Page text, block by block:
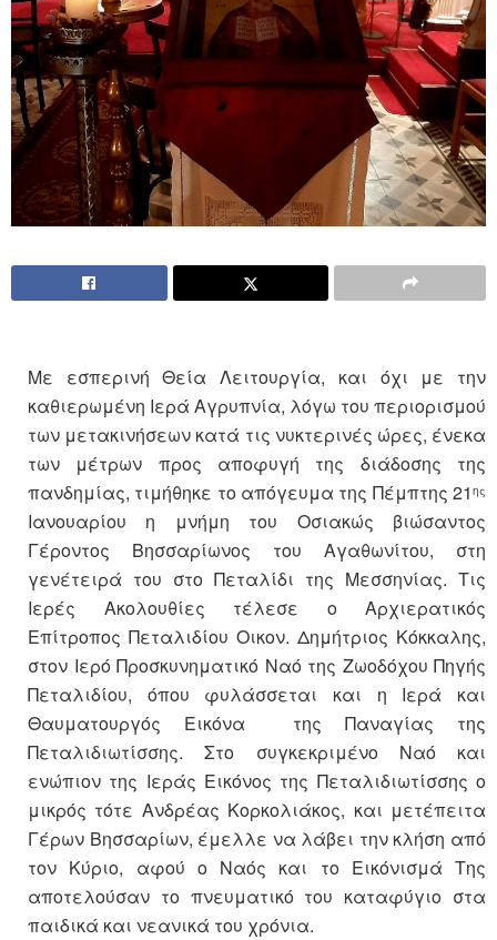
Με εσπερινή Θεία Λειτουργία, και όχι με την
καθιερωμένη Ιερά Αγρυπνία, λόγω του περιορισμού
των μετακινήσεων κατά τις νυκτερινές ώρες, ένεκα
των μέτρων προς αποφυγή της διάδοσης της
πανδημίας, τιμήθηκε το απόγευμα της Πέμπτης 21 ης
Ιανουαρίου η μνήμη του Οσιακώς βιώσαντος
Γέροντος Βησσαρίωνος του Αγαθωνίτου, στη
γενέτειρά του στο Πεταλίδι της Μεσσηνίας. Τις
Ιερές Ακολουθίες τέλεσε ο Αρχιερατικός
Επίτροπος Πεταλιδίου Οικον. Δημήτριος Κόκκαλης,
στον Ιερό Προσκυνηματικό Ναό της Ζωοδόχου Πηγής
Πεταλιδίου, όπου φυλάσσεται και η Ιερά και
Θαυματουργός Εικόνα της Παναγίας της
Πεταλιδιωτίσσης. Στο συγκεκριμένο Ναό και
ενώπιον της Ιεράς Εικόνος της Πεταλιδιωτίσσης ο
μικρός τότε Ανδρέας Κορκολιάκος, και μετέπειτα
Γέρων Βησσαρίων, έμελλε να λάβει την κλήση από
τον Κύριο, αφού ο Ναός και το Εικόνισμά Της
αποτελούσαν το πνευματικό του καταφύγιο στα
παιδικά και νεανικά του χρόνια.